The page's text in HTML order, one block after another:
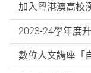
加入粵港澳高校
2023-24學年度
數位人文講座「